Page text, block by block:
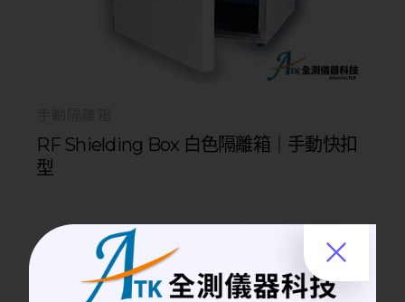
RF Shielding Box 白色隔離箱｜手動快扣
型